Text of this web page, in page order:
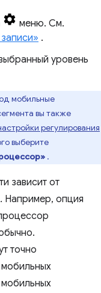
меню. См.
.
уровень
мобильные
вы также
регулирования
выберите
.
зависит от
Например, опция
точно
мобильных